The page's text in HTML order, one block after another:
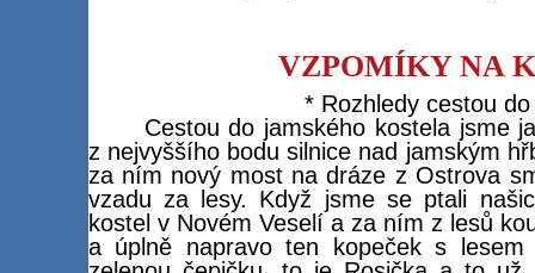
VZPOMÍKY NA
* Rozhledy cestou
Cestou do jamského kostela jsme
z nejvyššího bodu silnice nad jamským
za ním nový most na dráze z Ostrova
vzadu za lesy. Když jsme se ptali
kostel v Novém Veselí a za ním z lesů
a úplně napravo ten kopeček s